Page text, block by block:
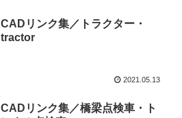
CADリンク集／トラクター・
tractor
2021.05.13
CADリンク集／橋梁点検車・ト